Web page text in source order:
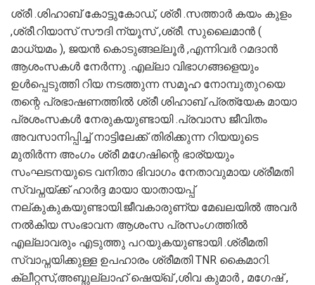
ശ്രീ .ശിഹാബ് കോട്ടുകോഡ്, ശ്രീ .സത്താർ കയം കുളം
,ശ്രീ.റിയാസ് സൗദി ന്യൂസ് ,ശ്രീ. സുലൈമാൻ (
മാധ്യമം ), ജയൻ കൊടുങ്ങല്ലൂർ ,എന്നിവർ റമദാൻ
ആശംസകൾ നേർന്നു .എല്ലാ വിഭാഗങ്ങളെയും
ഉൾപ്പെടുത്തി റിയ നടത്തുന്ന സമൂഹ നോമ്പുതുറയെ
തന്റെ പ്രഭാഷണത്തിൽ ശ്രീ ശിഹാബ് പ്രത്യേക മായാ
പ്രശംസകൾ നേരുകയുണ്ടായി .പ്രവാസ ജീവിതം
അവസാനിപ്പിച്ച് നാട്ടിലേക്ക് തിരിക്കുന്ന റിയയുടെ
മുതിർന്ന അംഗം ശ്രീ മഗേഷിന്റെ ഭാര്യയും
സംഘടനയുടെ വനിതാ ഭിവാഗം നേതാവുമായ ശ്രീമതി
സ്വപ്നയ്ക്ക് ഹാർദ്ദ മായാ യാതായപ്പ്
നല്കുകുകയുണ്ടായി.ജീവകാരുണ്യ മേഖലയിൽ അവർ
നൽകിയ സംഭാവന ആശംസ പ്രസംഗത്തിൽ
എല്ലാവരും എടുത്തു പറയുകയുണ്ടായി .ശ്രീമതി
സ്വാപ്നയിക്കുള്ള ഉപഹാരം ശ്രീമതി TNR കൈമാറി.
ക്ലീറ്റസ്,അബ്ദുല്ലാഹ് ഷെയ്ഖ് ,ശിവ കുമാർ , മഗേഷ് ,